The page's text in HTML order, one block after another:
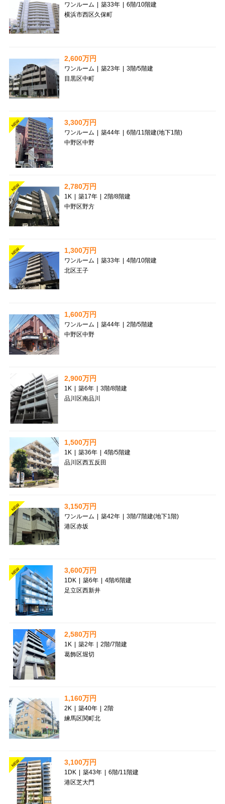
ワンルーム | 築33年 | 6階/10階建
横浜市西区久保町
2,600万円
ワンルーム | 築23年 | 3階/5階建
目黒区中町
NEW 3,300万円
ワンルーム | 築44年 | 6階/11階建(地下1階)
中野区中野
NEW 2,780万円
1K | 築17年 | 2階/8階建
中野区野方
NEW 1,300万円
ワンルーム | 築33年 | 4階/10階建
北区王子
1,600万円
ワンルーム | 築44年 | 2階/5階建
中野区中野
2,900万円
1K | 築6年 | 3階/8階建
品川区南品川
1,500万円
1K | 築36年 | 4階/5階建
品川区西五反田
NEW 3,150万円
ワンルーム | 築42年 | 3階/7階建(地下1階)
港区赤坂
NEW 3,600万円
1DK | 築6年 | 4階/6階建
足立区西新井
2,580万円
1K | 築2年 | 2階/7階建
葛飾区堀切
1,160万円
2K | 築40年 | 2階
練馬区関町北
NEW 3,100万円
1DK | 築43年 | 6階/11階建
港区芝大門